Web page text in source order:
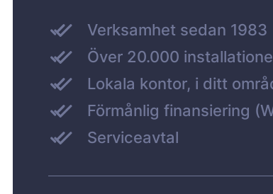
Verksamhet sedan 1983
Över 20.000
Lokala kontor, i ditt
Förmånlig finansiering
Serviceavtal